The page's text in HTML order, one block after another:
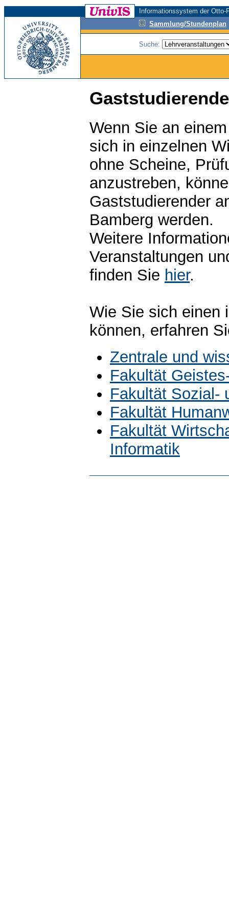
Informationssystem der
Sammlung/Stundenplan
Suche:
Wenn Sie an
sich in einzelnen
ohne Scheine,
anzustreben,
Gaststudierender
Bamberg werden.
Weitere
Veranstaltungen
finden Sie hier.
Wie Sie sich einen
können, erfahren
Zentrale und
Fakultät
Fakultät Sozial-
Fakultät
Fakultät
Informatik